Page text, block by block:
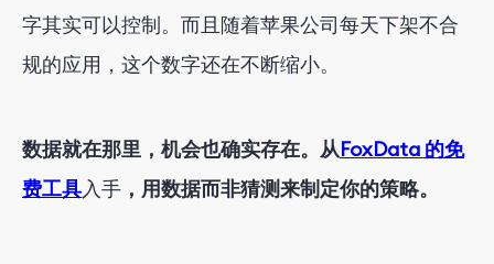
字其实可以控制。而且随着苹果公司每天下架不合
规的应用，这个数字还在不断缩小。
数据就在那里，机会也确实存在。从FoxData 的免
费工具入手 ，用数据而非猜测来制定你的策略。